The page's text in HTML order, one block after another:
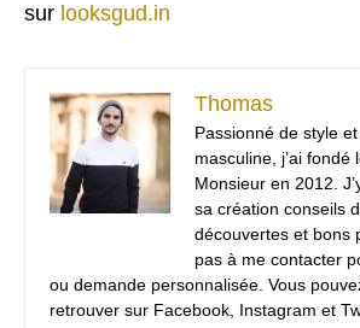
sur looksgud.in
Thomas
Passionné de style
masculine, j’ai fondé
Monsieur en 2012.
sa création conseils
découvertes et bons
pas à me contacter
ou demande personnalisée. Vous
retrouver sur Facebook, Instagram et